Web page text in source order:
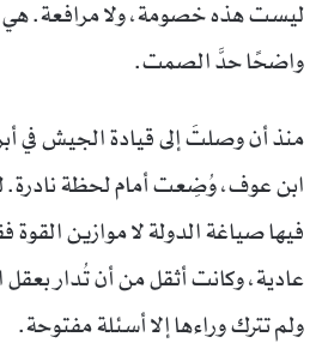
ليست هذه خصومة، ولا مرافعة. هي
واضحًا حدَّ الصمت.
ابن عوف، وُضِعت أمام لحظة نادرة.
فيها صياغة الدولة لا موازين
عادية، وكانت أثقل من أن تُدار
ولم تترك وراءها إلا أسئلة مفتوحة.